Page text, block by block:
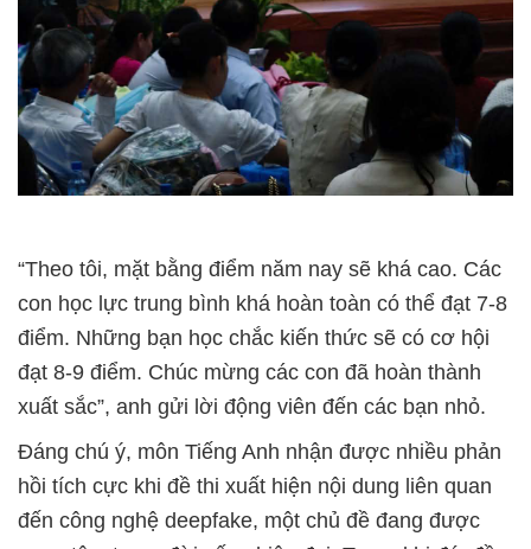
“Theo tôi, mặt bằng điểm năm nay sẽ khá cao. Các
con học lực trung bình khá hoàn toàn có thể đạt 7-8
điểm. Những bạn học chắc kiến thức sẽ có cơ hội
đạt 8-9 điểm. Chúc mừng các con đã hoàn thành
xuất sắc”, anh gửi lời động viên đến các bạn nhỏ.
Đáng chú ý, môn Tiếng Anh nhận được nhiều phản
hồi tích cực khi đề thi xuất hiện nội dung liên quan
đến công nghệ deepfake, một chủ đề đang được